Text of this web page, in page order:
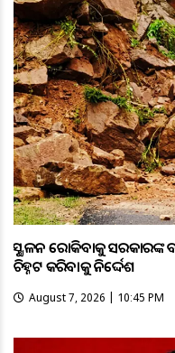
ଭୂସ୍ଖଳନ ରୋକିବାକୁ ସରକାରଙ୍କ
ଚିହ୍ନଟ କରିବାକୁ ନିର୍ଦ୍ଦେଶ
August 7, 2026 | 10:45 PM